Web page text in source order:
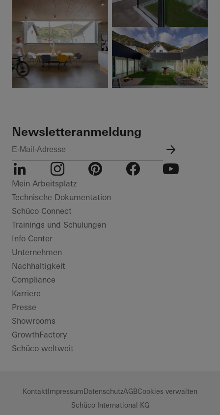
Newsletteranmeldung
LinkedIn Instagram
Mein Arbeitsplatz
Technische Dokumentation
Schüco Connect
Trainings und Schulungen
Info Center
Unternehmen
Nachhaltigkeit
Compliance
Karriere
Presse
Showrooms
GrowthFactory
Schüco weltweit
KontaktImpressumDatenschutzAGBCookies verwalten
Schüco International KG